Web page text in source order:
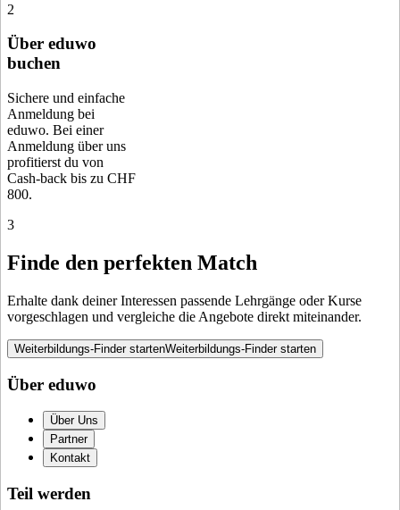
2
Über eduwo
buchen
Sichere und einfache
Anmeldung bei
eduwo. Bei einer
Anmeldung über uns
profitierst du von
Cash-back bis zu CHF
800.
3
Finde den perfekten Match
Erhalte dank deiner Interessen passende Lehrgänge oder Kurse
vorgeschlagen und vergleiche die Angebote direkt miteinander.
Weiterbildungs-Finder startenWeiterbildungs-Finder starten
Über eduwo
Über Uns
Partner
Kontakt
Teil werden